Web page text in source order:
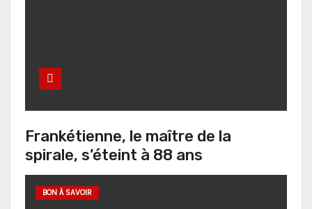
Frankétienne, le maître de la
spirale, s’éteint à 88 ans
BON À SAVOIR